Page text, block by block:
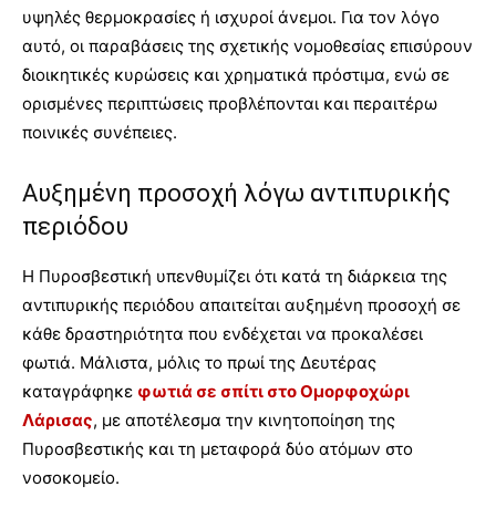
υψηλές θερμοκρασίες ή ισχυροί άνεμοι. Για τον λόγο
αυτό, οι παραβάσεις της σχετικής νομοθεσίας επισύρουν
διοικητικές κυρώσεις και χρηματικά πρόστιμα, ενώ σε
ορισμένες περιπτώσεις προβλέπονται και περαιτέρω
ποινικές συνέπειες.
Αυξημένη προσοχή λόγω αντιπυρικής
περιόδου
Η Πυροσβεστική υπενθυμίζει ότι κατά τη διάρκεια της
αντιπυρικής περιόδου απαιτείται αυξημένη προσοχή σε
κάθε δραστηριότητα που ενδέχεται να προκαλέσει
φωτιά. Μάλιστα, μόλις το πρωί της Δευτέρας
καταγράφηκε φωτιά σε σπίτι στο Ομορφοχώρι
Λάρισας, με αποτέλεσμα την κινητοποίηση της
Πυροσβεστικής και τη μεταφορά δύο ατόμων στο
νοσοκομείο.